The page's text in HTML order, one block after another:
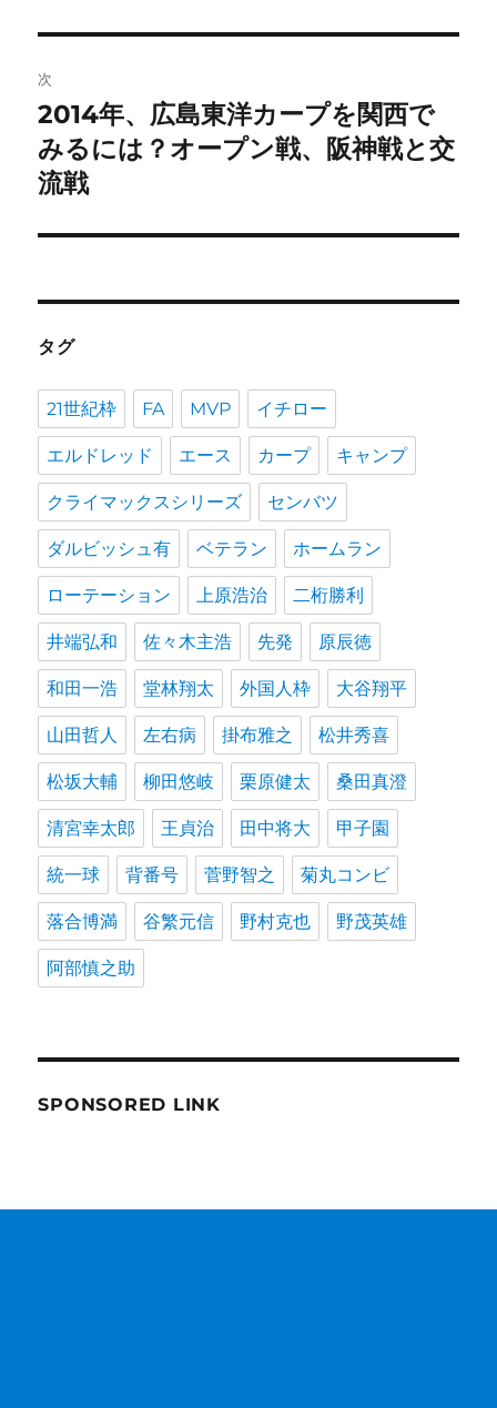
シ
ョ
ン
次
次
の
投
2014年、広島東洋カープを関西で
みるには？オープン戦、阪神戦と交
流戦
タグ
21世紀枠 FA MVP イチロー
エルドレッド エース カープ キャンプ
クライマックスシリーズ センバツ
ダルビッシュ有 ベテラン ホームラン
ローテーション 上原浩治 二桁勝利
井端弘和 佐々木主浩 先発 原辰徳
和田一浩 堂林翔太 外国人枠 大谷翔平
山田哲人 左右病 掛布雅之 松井秀喜
松坂大輔 柳田悠岐 栗原健太 桑田真澄
清宮幸太郎 王貞治 田中将大 甲子園
統一球 背番号 菅野智之 菊丸コンビ
落合博満 谷繁元信 野村克也 野茂英雄
阿部慎之助
SPONSORED LINK